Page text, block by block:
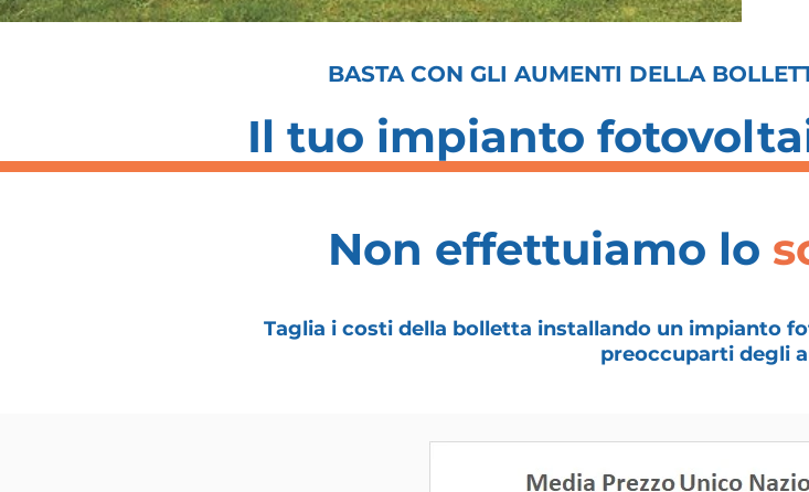
BASTA CON GLI AUMENTI DELLA
Il tuo impianto
Non effettuiamo lo
Taglia i costi della bolletta installando un impianto
preoccuparti degli